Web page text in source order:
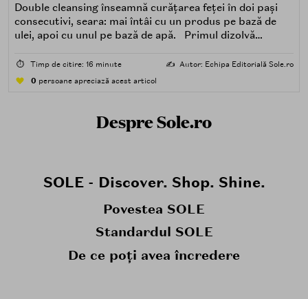
Double cleansing înseamnă curățarea feței în doi pași
consecutivi, seara: mai întâi cu un produs pe bază de
ulei, apoi cu unul pe bază de apă. Primul dizolvă
poluare. Al doilea îndepărtează impuritățile solubile în
⏱️ Timp de citire: 16 minute ✍️ Autor: Echipa Editorială Sole.ro
0 persoane apreciază acest articol
Despre Sole.ro
SOLE - Discover. Shop. Shine.
Povestea SOLE
Standardul SOLE
De ce poți avea încredere